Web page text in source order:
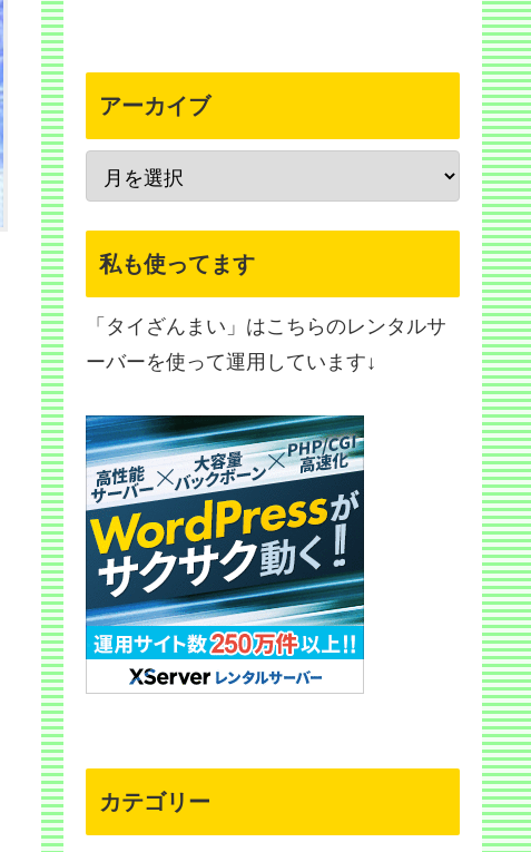
アーカイブ
私も使ってます
「タイざんまい」はこちらのレンタルサ
ーバーを使って運用しています↓
カテゴリー